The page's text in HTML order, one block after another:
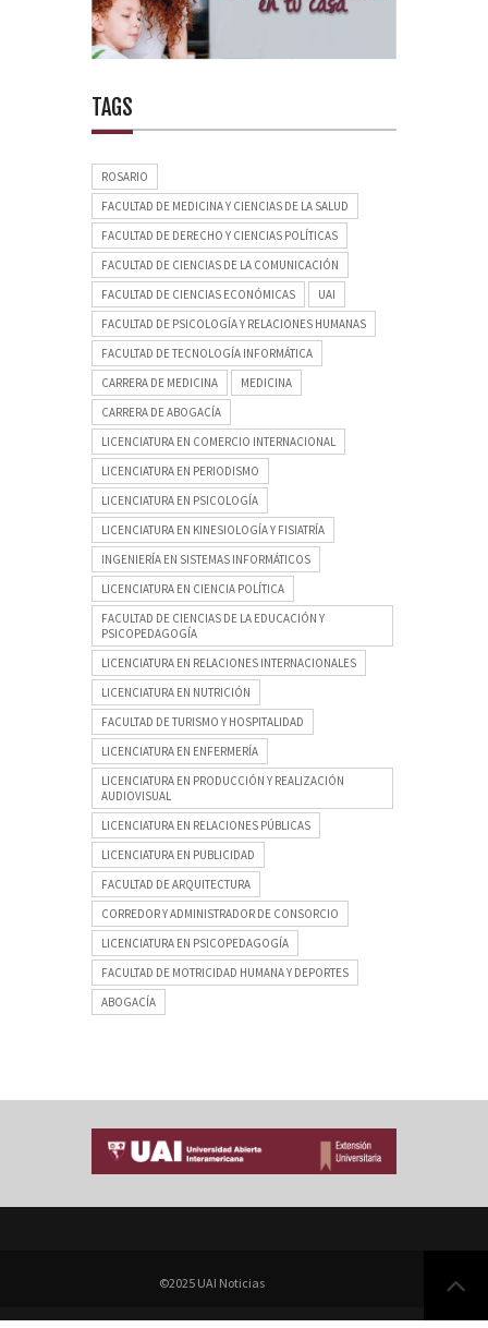
TAGS
ROSARIO
FACULTAD DE MEDICINA Y CIENCIAS DE LA SALUD
FACULTAD DE DERECHO Y CIENCIAS POLÍTICAS
FACULTAD DE CIENCIAS DE LA COMUNICACIÓN
FACULTAD DE CIENCIAS ECONÓMICAS
UAI
FACULTAD DE PSICOLOGÍA Y RELACIONES HUMANAS
FACULTAD DE TECNOLOGÍA INFORMÁTICA
CARRERA DE MEDICINA
MEDICINA
CARRERA DE ABOGACÍA
LICENCIATURA EN COMERCIO INTERNACIONAL
LICENCIATURA EN PERIODISMO
LICENCIATURA EN PSICOLOGÍA
LICENCIATURA EN KINESIOLOGÍA Y FISIATRÍA
INGENIERÍA EN SISTEMAS INFORMÁTICOS
LICENCIATURA EN CIENCIA POLÍTICA
FACULTAD DE CIENCIAS DE LA EDUCACIÓN Y
PSICOPEDAGOGÍA
LICENCIATURA EN RELACIONES INTERNACIONALES
LICENCIATURA EN NUTRICIÓN
FACULTAD DE TURISMO Y HOSPITALIDAD
LICENCIATURA EN ENFERMERÍA
LICENCIATURA EN PRODUCCIÓN Y REALIZACIÓN
AUDIOVISUAL
LICENCIATURA EN RELACIONES PÚBLICAS
LICENCIATURA EN PUBLICIDAD
FACULTAD DE ARQUITECTURA
CORREDOR Y ADMINISTRADOR DE CONSORCIO
LICENCIATURA EN PSICOPEDAGOGÍA
FACULTAD DE MOTRICIDAD HUMANA Y DEPORTES
ABOGACÍA
©2025 UAI Noticias